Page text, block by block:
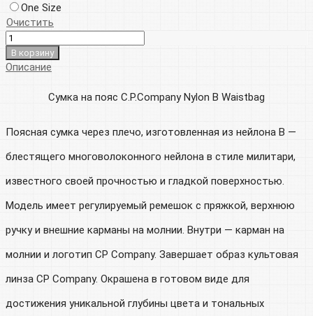
One Size
Очистить
В корзину
Описание
Сумка на пояс C.P.Company Nylon B Waistbag
Поясная сумка через плечо, изготовленная из нейлона B —
блестящего многоволоконного нейлона в стиле милитари,
известного своей прочностью и гладкой поверхностью.
Модель имеет регулируемый ремешок с пряжкой, верхнюю
ручку и внешние карманы на молнии. Внутри — карман на
молнии и логотип CP Company. Завершает образ культовая
линза CP Company. Окрашена в готовом виде для
достижения уникальной глубины цвета и тональных